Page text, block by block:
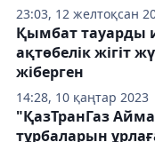
23:03, 12 желтоқсан
14:28, 10 қаңтар 2023
Қымбат тауарды
ақтөбелік жігіт
жіберген
"ҚазТранГаз
тұрбаларын